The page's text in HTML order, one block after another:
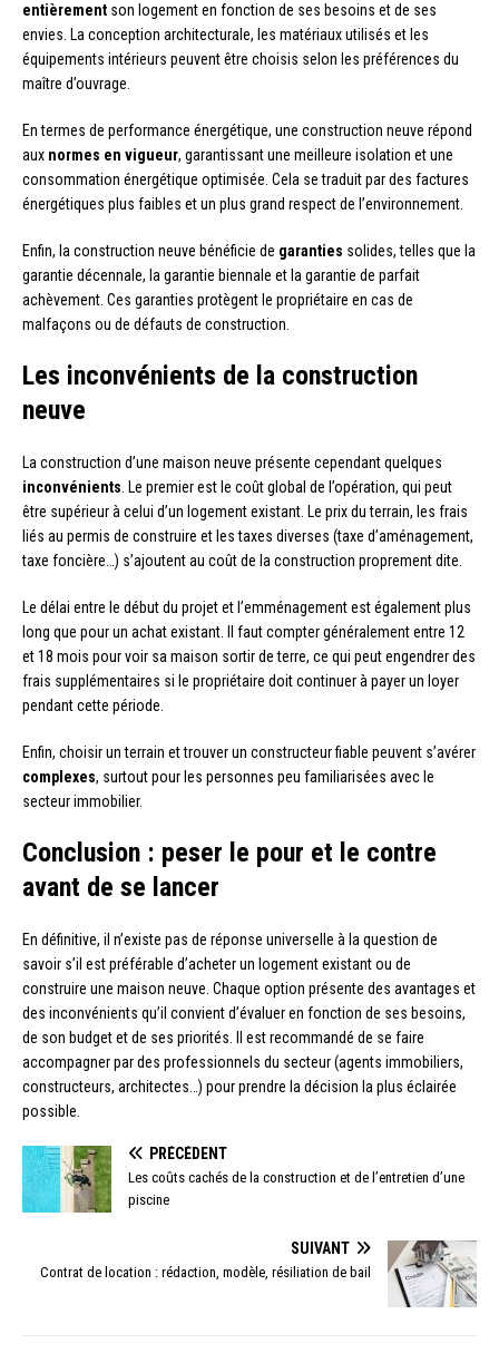
entièrement son logement en fonction de ses besoins et de ses
envies. La conception architecturale, les matériaux utilisés et les
équipements intérieurs peuvent être choisis selon les préférences du
maître d’ouvrage.
En termes de performance énergétique, une construction neuve répond
aux normes en vigueur, garantissant une meilleure isolation et une
consommation énergétique optimisée. Cela se traduit par des factures
énergétiques plus faibles et un plus grand respect de l’environnement.
Enfin, la construction neuve bénéficie de garanties solides, telles que la
garantie décennale, la garantie biennale et la garantie de parfait
achèvement. Ces garanties protègent le propriétaire en cas de
malfaçons ou de défauts de construction.
Les inconvénients de la construction
neuve
La construction d’une maison neuve présente cependant quelques
inconvénients. Le premier est le coût global de l’opération, qui peut
être supérieur à celui d’un logement existant. Le prix du terrain, les frais
liés au permis de construire et les taxes diverses (taxe d’aménagement,
taxe foncière…) s’ajoutent au coût de la construction proprement dite.
Le délai entre le début du projet et l’emménagement est également plus
long que pour un achat existant. Il faut compter généralement entre 12
et 18 mois pour voir sa maison sortir de terre, ce qui peut engendrer des
frais supplémentaires si le propriétaire doit continuer à payer un loyer
pendant cette période.
Enfin, choisir un terrain et trouver un constructeur fiable peuvent s’avérer
complexes, surtout pour les personnes peu familiarisées avec le
secteur immobilier.
Conclusion : peser le pour et le contre
avant de se lancer
En définitive, il n’existe pas de réponse universelle à la question de
savoir s’il est préférable d’acheter un logement existant ou de
construire une maison neuve. Chaque option présente des avantages et
des inconvénients qu’il convient d’évaluer en fonction de ses besoins,
de son budget et de ses priorités. Il est recommandé de se faire
accompagner par des professionnels du secteur (agents immobiliers,
constructeurs, architectes…) pour prendre la décision la plus éclairée
possible.
PRÉCÉDENT
Les coûts cachés de la construction et de l’entretien d’une
piscine
SUIVANT
Contrat de location : rédaction, modèle, résiliation de bail